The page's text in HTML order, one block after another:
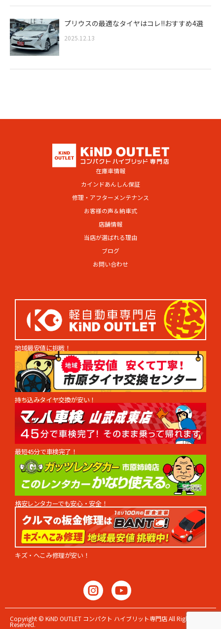
プリウスの最適なタイヤはコレ!!おすすめ4選
2025.12.13
在庫車情報
カインドあんしん保証
修理・アフターメンテナンス
お客様の声＆納車式
店舗情報
当店が選ばれる理由
ブログ
お問い合わせ
地域最安値に挑戦！
持ち込みタイヤ交換が安い！
最短45分で車検完了！
格安レンタカーでも安心・安全！
キズ・へこみ修理が安い！
Copyright ©︎ KiND OUTLET コンパクト ハイブリット専門店 All Rights
Reserved.